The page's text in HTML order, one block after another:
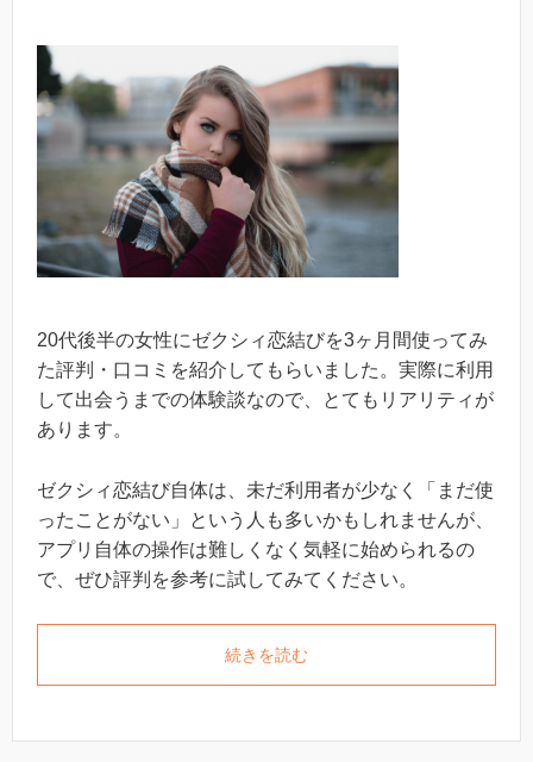
20代後半の女性にゼクシィ恋結びを3ヶ月間使ってみ
た評判・口コミを紹介してもらいました。実際に利用
して出会うまでの体験談なので、とてもリアリティが
あります。
ゼクシィ恋結び自体は、未だ利用者が少なく「まだ使
ったことがない」という人も多いかもしれませんが、
アプリ自体の操作は難しくなく気軽に始められるの
で、ぜひ評判を参考に試してみてください。
続きを読む